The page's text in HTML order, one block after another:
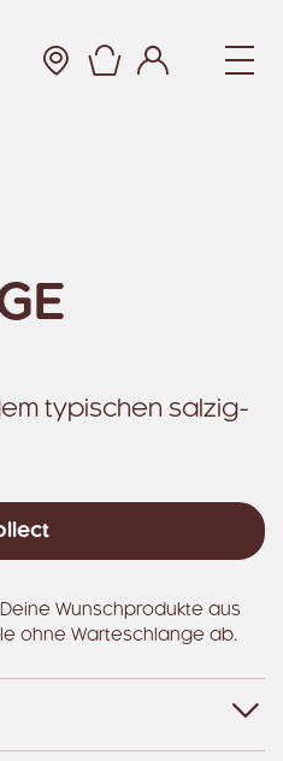
Warenkorb
typischen salzig-
Wunschprodukte aus
ohne Warteschlange ab.